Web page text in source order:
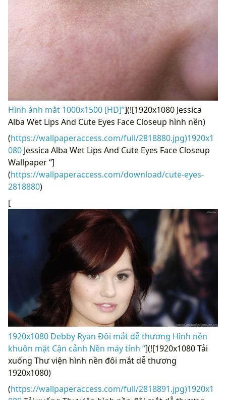
Hình ảnh mắt 1000x1500 [HD]”](![1920x1080 Jessica
Alba Wet Lips And Cute Eyes Face Closeup hình nền)
(https://wallpaperaccess.com/full/2818880.jpg)1920x1
080 Jessica Alba Wet Lips And Cute Eyes Face Closeup
Wallpaper “]
(https://wallpaperaccess.com/download/cute-eyes-
2818880)
[
1920x1080 Debby Ryan Đôi mắt dễ thương Hình nền
khuôn mặt Cận cảnh Nền máy tính “](![1920x1080 Tải
xuống Thư viện hình nền đôi mắt dễ thương
1920x1080)
(https://wallpaperaccess.com/full/2818891.jpg)1920x1